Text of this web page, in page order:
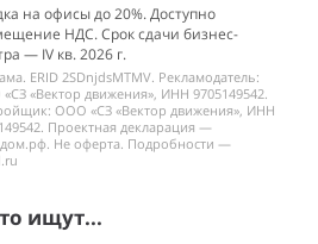
на офисы до 20%. Доступно
НДС. Срок сдачи бизнес-
— IV кв. 2026 г.
ERID 2SDnjdsMTMV. Рекламодатель:
«Вектор движения», ИНН 9705149542.
ООО «СЗ «Вектор движения», ИНН
Проектная декларация —
Не оферта. Подробности —
ищут...